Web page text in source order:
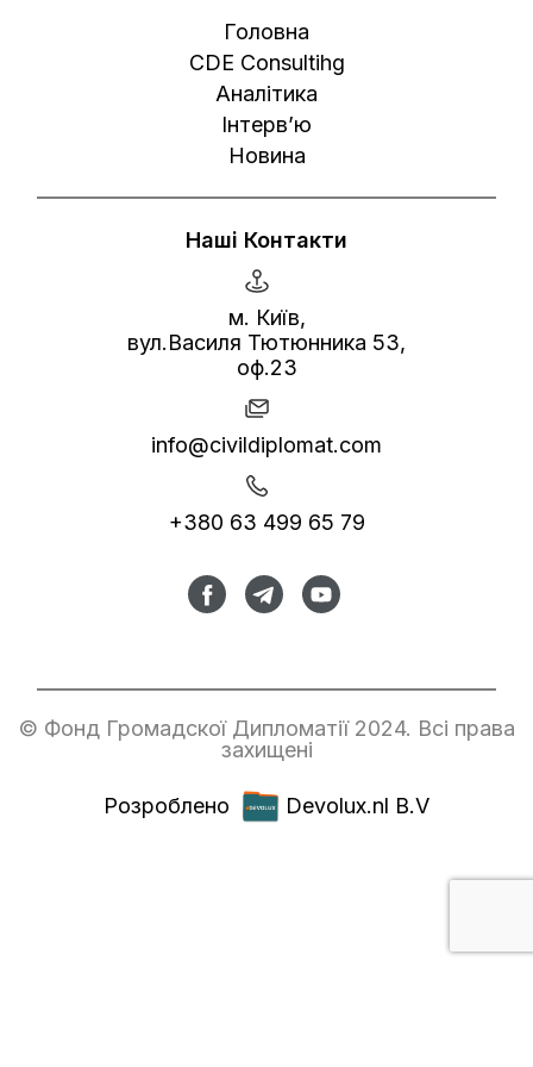
Головна
CDE Consultihg
Аналітика
Інтерв’ю
Новина
Наші Контакти
м. Київ,
вул.Василя Тютюнника 53,
оф.23
info@civildiplomat.com
+380 63 499 65 79
Розроблено Devolux.nl B.V
© Фонд Громадскої Дипломатії 2024. Всі права
захищені